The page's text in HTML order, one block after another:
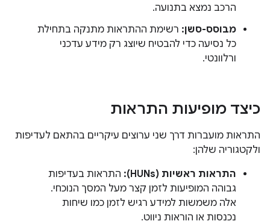
הרכב נמצא בתנועה.
מבוסס-סשן: רשימת ההתראות מתנקה בתחילת
כל נסיעה כדי להבטיח שיוצג רק מידע עדכני
ורלוונטי.
כיצד מופיעות התראות
התראות מועברות דרך שני ערוצים עיקריים בהתאם לעדיפות
ולקטגוריה שלהן:
התראות ראשיות (HUNs):
התראות בעדיפות
גבוהה המופיעות לזמן קצר מעל המסך הנוכחי.
אלה משמשות למידע רגיש לזמן כמו שיחות
נכנסות או הוראות ניווט.